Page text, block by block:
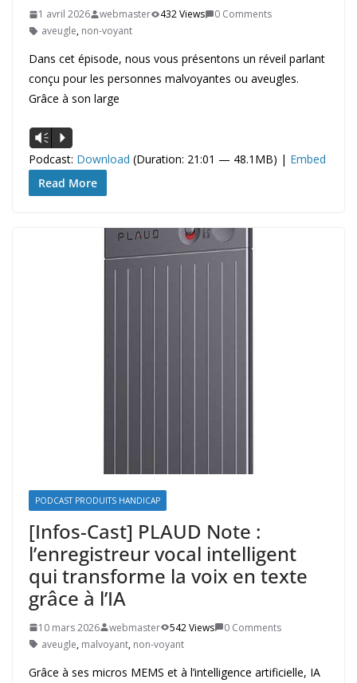
1 avril 2026 webmaster 432 Views
0 Comments
aveugle, non-voyant
Dans cet épisode, nous vous présentons un réveil parlant
conçu pour les personnes malvoyantes ou aveugles.
Grâce à son large
Lecteur
audio
Vm P
Podcast: Download (Duration: 21:01 — 48.1MB) | Embed
Read More
PODCAST PRODUITS HANDICAP
[Infos-Cast] PLAUD Note :
l’enregistreur vocal intelligent
qui transforme la voix en texte
grâce à l’IA
10 mars 2026 webmaster 542 Views
0 Comments
aveugle, malvoyant, non-voyant
Grâce à ses micros MEMS et à l’intelligence artificielle, IA